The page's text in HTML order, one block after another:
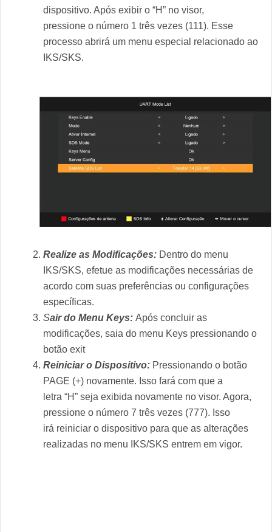
dispositivo. Após exibir o “H” no visor,
pressione o número 1 três vezes (111). Esse
processo abrirá um menu especial relacionado ao
IKS/SKS.
Realize as Modificações: Dentro do menu
IKS/SKS, efetue as modificações necessárias de
acordo com suas preferências ou configurações
específicas.
Sair do Menu Keys: Após concluir as
modificações, saia do menu Keys pressionando o
botão exit
Reiniciar o Dispositivo: Pressionando o botão
PAGE (+) novamente. Isso fará com que a
letra “H” seja exibida novamente no visor. Agora,
pressione o número 7 três vezes (777). Isso
irá reiniciar o dispositivo para que as alterações
realizadas no menu IKS/SKS entrem em vigor.